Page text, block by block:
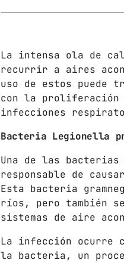
La intensa ola de
recurrir a aires
uso de estos puede
con la proliferación
infecciones
Bacteria Legionella
Una de las bacterias
responsable de
Esta bacteria
ríos, pero también
sistemas de aire
La infección ocurre
la bacteria, un